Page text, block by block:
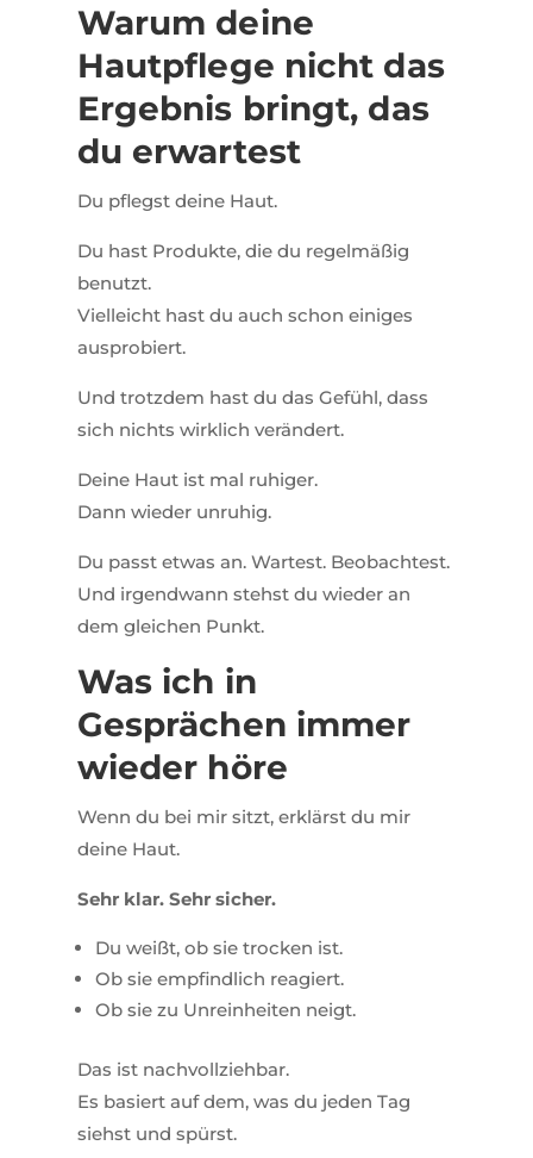
Warum deine
Hautpflege nicht das
Ergebnis bringt, das
du erwartest
Du pflegst deine Haut.
Du hast Produkte, die du regelmäßig
benutzt.
Vielleicht hast du auch schon einiges
ausprobiert.
Und trotzdem hast du das Gefühl, dass
sich nichts wirklich verändert.
Deine Haut ist mal ruhiger.
Dann wieder unruhig.
Du passt etwas an. Wartest. Beobachtest.
Und irgendwann stehst du wieder an
dem gleichen Punkt.
Was ich in
Gesprächen immer
wieder höre
Wenn du bei mir sitzt, erklärst du mir
deine Haut.
Sehr klar. Sehr sicher.
Du weißt, ob sie trocken ist.
Ob sie empfindlich reagiert.
Ob sie zu Unreinheiten neigt.
Das ist nachvollziehbar.
Es basiert auf dem, was du jeden Tag
siehst und spürst.